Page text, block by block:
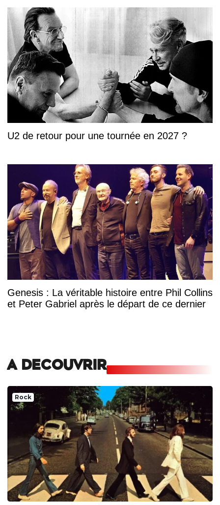
U2 de retour pour une tournée en 2027 ?
Genesis : La véritable histoire entre Phil Collins
et Peter Gabriel après le départ de ce dernier
A DECOUVRIR
Rock